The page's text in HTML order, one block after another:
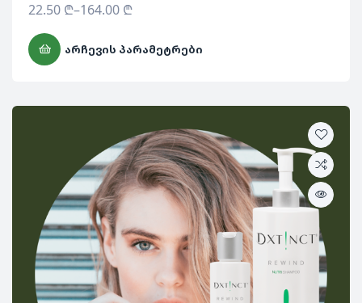
22.50 ₾–164.00 ₾
ᲐᲠᲩᲔᲕᲘᲡ ᲞᲐᲠᲐᲛᲔᲢᲠᲔᲑᲘ